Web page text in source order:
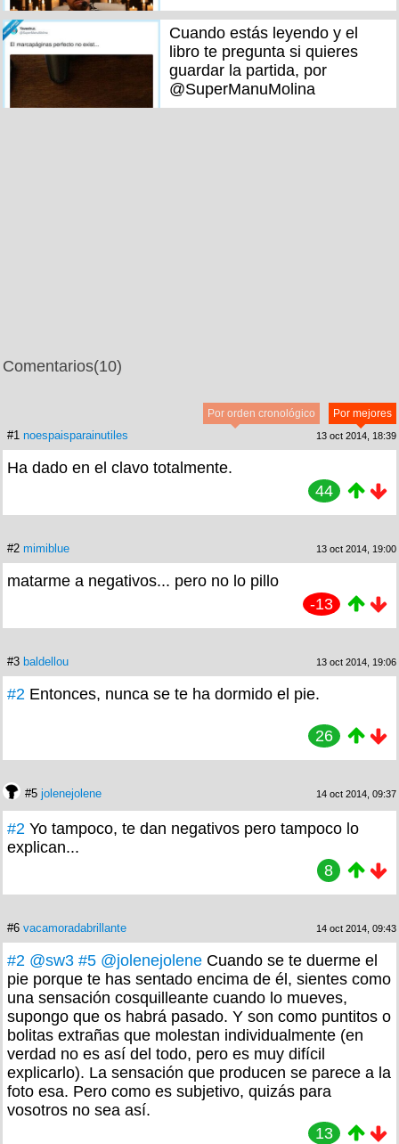
Cuando estás leyendo y el
libro te pregunta si quieres
guardar la partida, por
@SuperManuMolina
Comentarios(10)
Por mejores
Por orden cronológico
#1 noespaisparainutiles 13 oct 2014, 18:39
Ha dado en el clavo totalmente.
44
#2 mimiblue 13 oct 2014, 19:00
matarme a negativos... pero no lo pillo
-13
#3 baldellou 13 oct 2014, 19:06
#2 Entonces, nunca se te ha dormido el pie.
26
#5 jolenejolene 14 oct 2014, 09:37
#2 Yo tampoco, te dan negativos pero tampoco lo
explican...
8
#6 vacamoradabrillante 14 oct 2014, 09:43
#2 @sw3 #5 @jolenejolene Cuando se te duerme el
pie porque te has sentado encima de él, sientes como
una sensación cosquilleante cuando lo mueves,
supongo que os habrá pasado. Y son como puntitos o
bolitas extrañas que molestan individualmente (en
verdad no es así del todo, pero es muy difícil
explicarlo). La sensación que producen se parece a la
foto esa. Pero como es subjetivo, quizás para
vosotros no sea así.
13